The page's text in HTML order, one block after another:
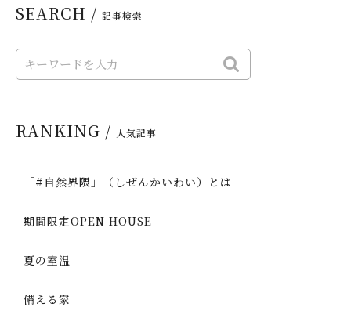
SEARCH / 記事検索
RANKING / 人気記事
「#自然界隈」（しぜんかいわい）とは
期間限定OPEN HOUSE
夏の室温
備える家